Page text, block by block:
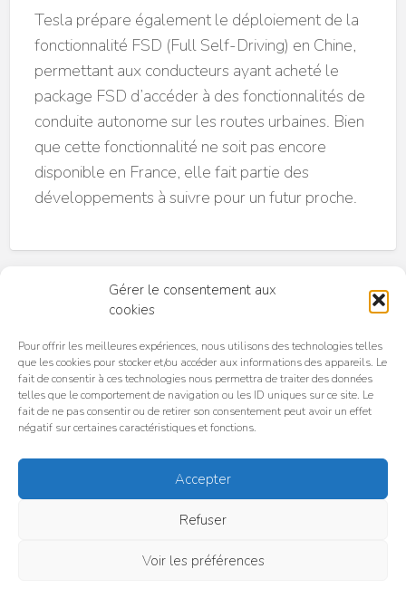
Gérer le consentement aux
cookies
Pour offrir les meilleures expériences, nous utilisons des technologies telles
que les cookies pour stocker et/ou accéder aux informations des appareils. Le
fait de consentir à ces technologies nous permettra de traiter des données
telles que le comportement de navigation ou les ID uniques sur ce site. Le
fait de ne pas consentir ou de retirer son consentement peut avoir un effet
négatif sur certaines caractéristiques et fonctions.
Accepter
Refuser
Voir les préférences
Tesla prépare également le déploiement de la
fonctionnalité FSD (Full Self-Driving) en Chine,
permettant aux conducteurs ayant acheté le
package FSD d’accéder à des fonctionnalités de
conduite autonome sur les routes urbaines. Bien
que cette fonctionnalité ne soit pas encore
disponible en France, elle fait partie des
développements à suivre pour un futur proche.
Accueil C.G.U. / C.G.V
Politique de confidentialité
Politique de cookies (UE)
© TeslaPlaceToBe 2025 | Tous droits réservés | TeslaPlaceToBe est une
organisation indépendante et n'est pas affiliée à Tesla Motors, Inc. ou à
ses filiales. Tesla, Tesla Cybertruck, Tesla Motors, Tesla Roadster,
Tesla et T in Crest » sont des marques commerciales ou des marques